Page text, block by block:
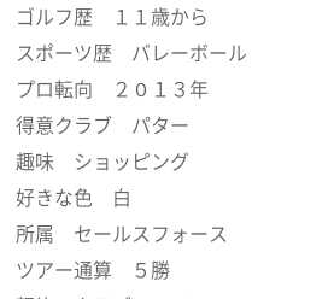
ゴルフ歴 １１歳から
スポーツ歴 バレーボール
プロ転向 ２０１３年
得意クラブ パター
趣味 ショッピング
好きな色 白
所属 セールスフォース
ツアー通算 ５勝